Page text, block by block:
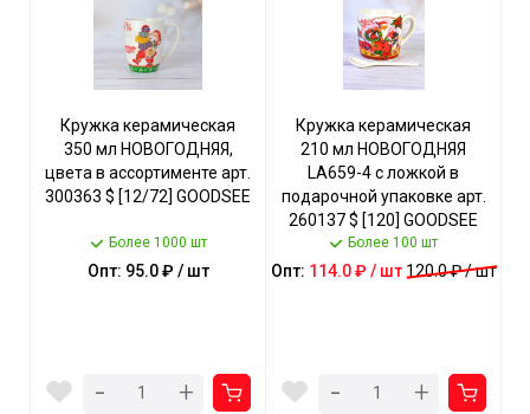
Кружка керамическая
350 мл НОВОГОДНЯЯ,
цвета в ассортименте арт.
300363 $ [12/72] GOODSEE
Более 1000 шт
Опт: 95.0 ₽ / шт
- +
Кружка керамическая
210 мл НОВОГОДНЯЯ
LA659-4 с ложкой в
подарочной упаковке арт.
260137 $ [120] GOODSEE
Более 100 шт
Опт: 114.0 ₽ / шт 120.0 ₽ / шт
- +